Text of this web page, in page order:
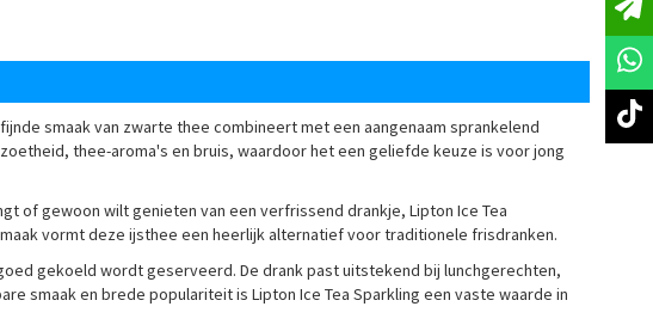
smaak van zwarte thee combineert met een aangenaam sprankelend
thee-aroma's en bruis, waardoor het een geliefde keuze is voor jong
of gewoon wilt genieten van een verfrissend drankje, Lipton Ice Tea
vormt deze ijsthee een heerlijk alternatief voor traditionele frisdranken.
gekoeld wordt geserveerd. De drank past uitstekend bij lunchgerechten,
smaak en brede populariteit is Lipton Ice Tea Sparkling een vaste waarde in